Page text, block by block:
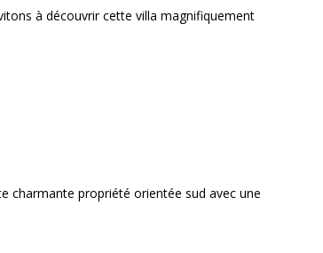
à découvrir cette villa magnifiquement
charmante propriété orientée sud avec une